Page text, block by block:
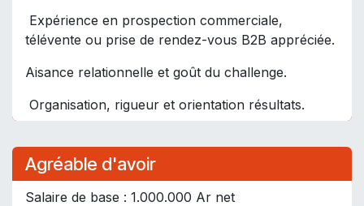
Expérience en prospection commerciale,
télévente ou prise de rendez-vous B2B appréciée.
Aisance relationnelle et goût du challenge.
Organisation, rigueur et orientation résultats.
Agréable d'avoir
Salaire de base : 1.000.000 Ar net